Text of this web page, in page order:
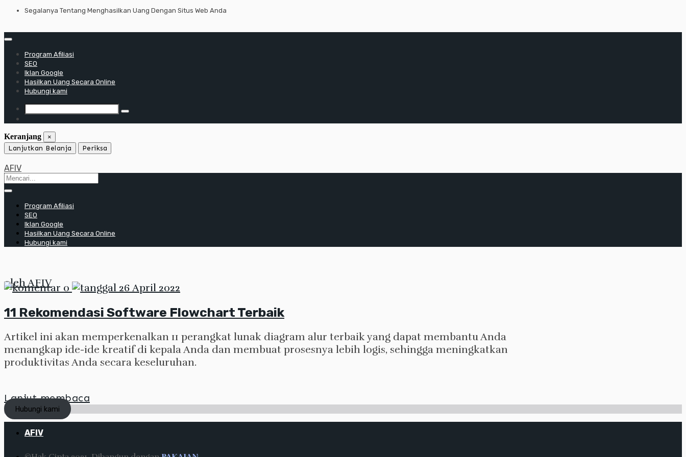
LewatiSegalanya Tentang Menghasilkan Uang Dengan Situs Web Anda
Program Afiliasi
SEO
Iklan Google
Hasilkan Uang Secara Online
Hubungi kami
Keranjang ×
Lanjutkan Belanja Periksa
AFIV
Program Afiliasi
SEO
Iklan Google
Hasilkan Uang Secara Online
Hubungi kami
olehAFIV 0 26 April 2022
11 Rekomendasi Software Flowchart Terbaik
Artikel ini akan memperkenalkan 11 perangkat lunak diagram alur terbaik yang dapat membantu Anda
menangkap ide-ide kreatif di kepala Anda dan membuat prosesnya lebih logis, sehingga meningkatkan
produktivitas Anda secara keseluruhan.
Lanjut membaca
Hubungi kami
AFIV